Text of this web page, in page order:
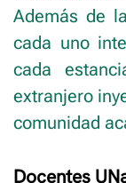
Además de
cada uno
cada
extranjero
comunidad
Docentes